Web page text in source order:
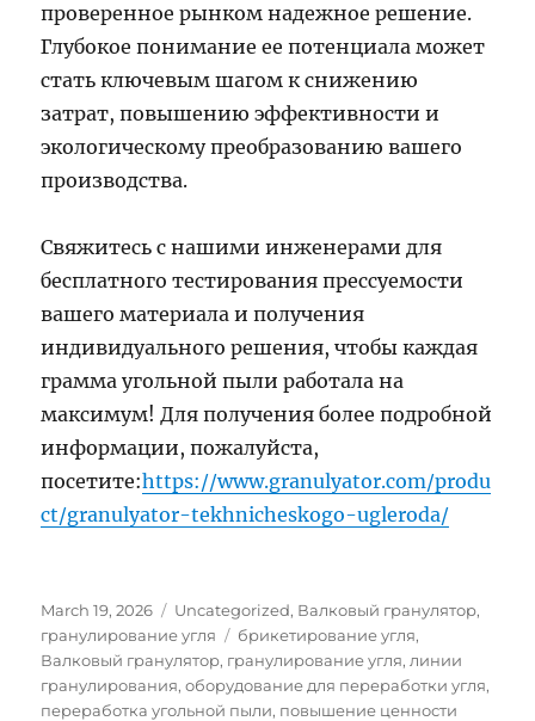
проверенное рынком надежное решение.
Глубокое понимание ее потенциала может
стать ключевым шагом к снижению
затрат, повышению эффективности и
экологическому преобразованию вашего
производства.
Свяжитесь с нашими инженерами для
бесплатного тестирования прессуемости
вашего материала и получения
индивидуального решения, чтобы каждая
грамма угольной пыли работала на
максимум! Для получения более подробной
информации, пожалуйста,
посетите:https://www.granulyator.com/produ
ct/granulyator-tekhnicheskogo-ugleroda/
Posted
on
March 19, 2026 Categories
Uncategorized, Валковый гранулятор,
гранулирование угля
Tags
брикетирование угля,
Валковый гранулятор, гранулирование угля,линии
гранулирования,оборудование для переработки угля,
переработка угольной пыли, повышение ценности